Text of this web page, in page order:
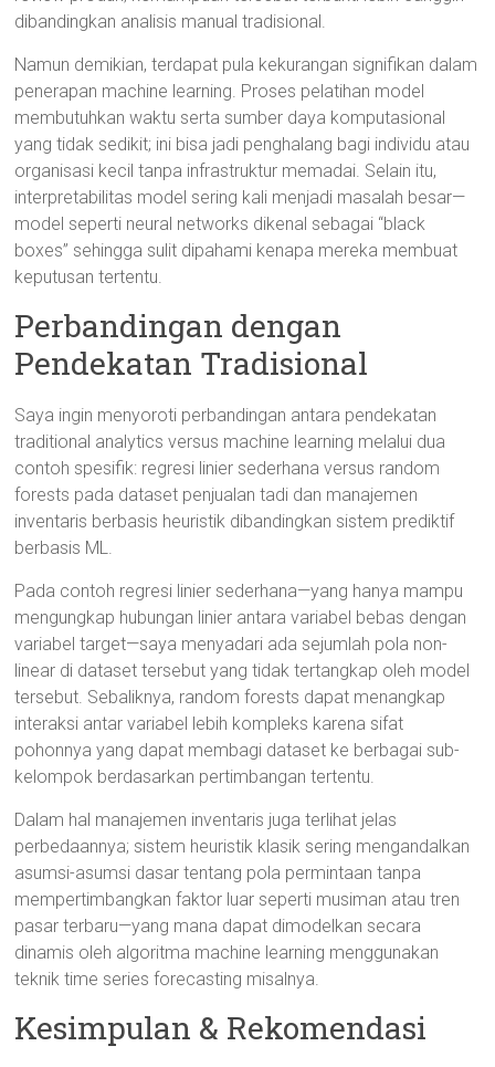
dibandingkan analisis manual tradisional.
Namun demikian, terdapat pula kekurangan signifikan dalam
penerapan machine learning. Proses pelatihan model
membutuhkan waktu serta sumber daya komputasional
yang tidak sedikit; ini bisa jadi penghalang bagi individu atau
organisasi kecil tanpa infrastruktur memadai. Selain itu,
interpretabilitas model sering kali menjadi masalah besar—
model seperti neural networks dikenal sebagai “black
boxes” sehingga sulit dipahami kenapa mereka membuat
keputusan tertentu.
Perbandingan dengan
Pendekatan Tradisional
Saya ingin menyoroti perbandingan antara pendekatan
traditional analytics versus machine learning melalui dua
contoh spesifik: regresi linier sederhana versus random
forests pada dataset penjualan tadi dan manajemen
inventaris berbasis heuristik dibandingkan sistem prediktif
berbasis ML.
Pada contoh regresi linier sederhana—yang hanya mampu
mengungkap hubungan linier antara variabel bebas dengan
variabel target—saya menyadari ada sejumlah pola non-
linear di dataset tersebut yang tidak tertangkap oleh model
tersebut. Sebaliknya, random forests dapat menangkap
interaksi antar variabel lebih kompleks karena sifat
pohonnya yang dapat membagi dataset ke berbagai sub-
kelompok berdasarkan pertimbangan tertentu.
Dalam hal manajemen inventaris juga terlihat jelas
perbedaannya; sistem heuristik klasik sering mengandalkan
asumsi-asumsi dasar tentang pola permintaan tanpa
mempertimbangkan faktor luar seperti musiman atau tren
pasar terbaru—yang mana dapat dimodelkan secara
dinamis oleh algoritma machine learning menggunakan
teknik time series forecasting misalnya.
Kesimpulan & Rekomendasi